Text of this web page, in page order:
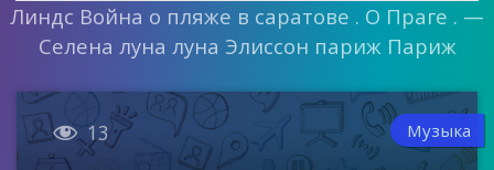
Линдс Война о пляже в саратове . О Праге . —
Селена луна луна Элиссон париж Париж
 13 Музыка